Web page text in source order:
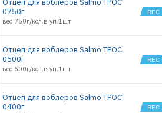
Отцеп для воблеров Salmo ТРОС
0750г
вес 750г/кол.в уп.1шт
Отцеп для воблеров Salmo ТРОС
0500г
вес 500г/кол.в уп.1шт
Отцеп для воблеров Salmo ТРОС
0400г